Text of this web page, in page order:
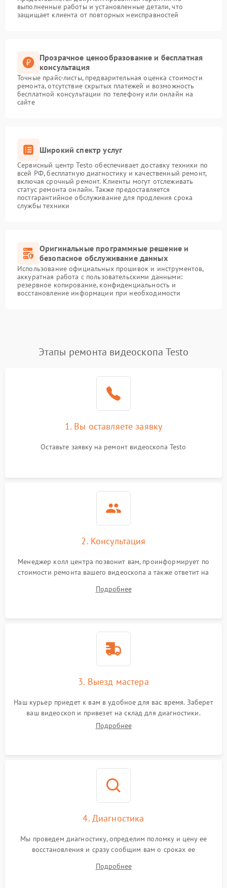
выполненные работы и установленные детали, что
защищает клиента от повторных неисправностей
Прозрачное ценообразование и бесплатная
консультация
Точные прайс-листы, предварительная оценка стоимости
ремонта, отсутствие скрытых платежей и возможность
бесплатной консультации по телефону или онлайн на
сайте
Широкий спектр услуг
Сервисный центр Testo обеспечивает доставку техники по
всей РФ, бесплатную диагностику и качественный ремонт,
включая срочный ремонт. Клиенты могут отслеживать
статус ремонта онлайн. Также предоставляется
постгарантийное обслуживание для продления срока
службы техники
Оригинальные программные решение и
безопасное обслуживание данных
Использование официальных прошивок и инструментов,
аккуратная работа с пользовательскими данными:
резервное копирование, конфиденциальность и
восстановление информации при необходимости
Этапы ремонта видеоскопа Testo
1. Вы оставляете заявку
Оставьте заявку на ремонт видеоскопа Testo
2. Консультация
Менеджер колл центра позвонит вам, проинформирует по
стоимости ремонта вашего видеоскопа а также ответит на
Подробнее
3. Выезд мастера
Наш курьер приедет к вам в удобное для вас время. Заберет
ваш видеоскоп и привезет на склад для диагностики.
Подробнее
4. Диагностика
Мы проведем диагностику, определим поломку и цену ее
восстановления и сразу сообщим вам о сроках ее
Подробнее